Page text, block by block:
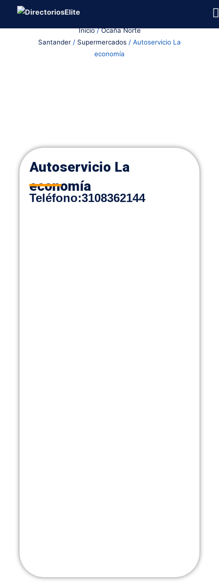
Inicio/Ocaña Norte
Santander / Supermercados / Autoservicio La
economía
Autoservicio La
economía
Teléfono:3108362144